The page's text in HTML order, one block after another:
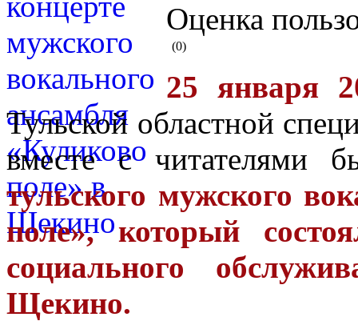
Оценка
(0)
25 января
Тульской областной
вместе с читателями
тульского мужского
поле», который
социального
Щекино.